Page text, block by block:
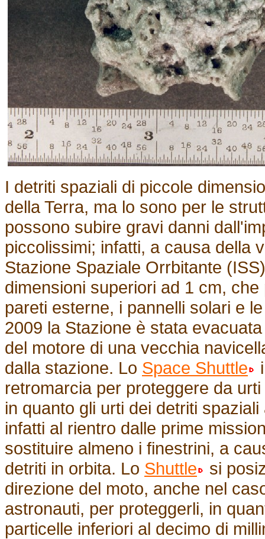
I detriti spaziali di piccole
della Terra, ma lo sono per le
possono subire gravi danni
piccolissimi; infatti, a causa della
Stazione Spaziale Orrbitante
dimensioni superiori ad 1 cm,
pareti esterne, i pannelli solari e
2009 la Stazione è stata
del motore di una vecchia
dalla stazione. Lo Space Shuttle
retromarcia per proteggere da
in quanto gli urti dei detriti
infatti al rientro dalle prime
sostituire almeno i finestrini, a
detriti in orbita. Lo Shuttle
si
direzione del moto, anche nel
astronauti, per proteggerli, in
particelle inferiori al decimo di